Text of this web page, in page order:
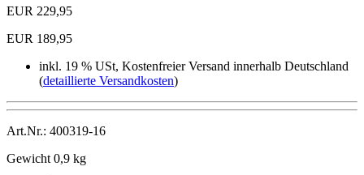
EUR 229,95
EUR 189,95
inkl. 19 % USt, Kostenfreier Versand innerhalb Deutschland
(detaillierte Versandkosten)
Art.Nr.: 400319-16
Gewicht 0,9 kg